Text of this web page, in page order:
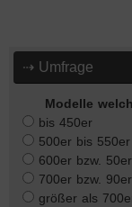
⇢ Umfrage
Modelle
bis 450er
500er bis
600er bzw. 50er
700er bzw. 90er
größer als